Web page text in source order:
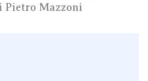
Pietro Mazzoni